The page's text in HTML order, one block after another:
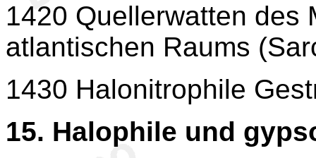
1420 Quellerwatten des
atlantischen Raums
1430 Halonitrophile
15. Halophile und